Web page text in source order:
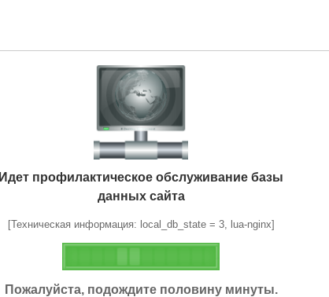
Идет профилактическое обслуживание базы
данных сайта
[Техническая информация: local_db_state = 3, lua-nginx]
Пожалуйста, подождите половину минуты.